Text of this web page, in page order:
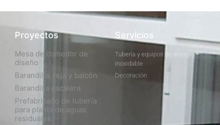
Proyectos
Mesa de comedor de
diseño
Barandilla, reja y balcón
Barandilla escalera
Prefabricado de tubería
para planta de aguas
residuales
Servicios
Tubería y equipos de acero
inoxidable
Decoración